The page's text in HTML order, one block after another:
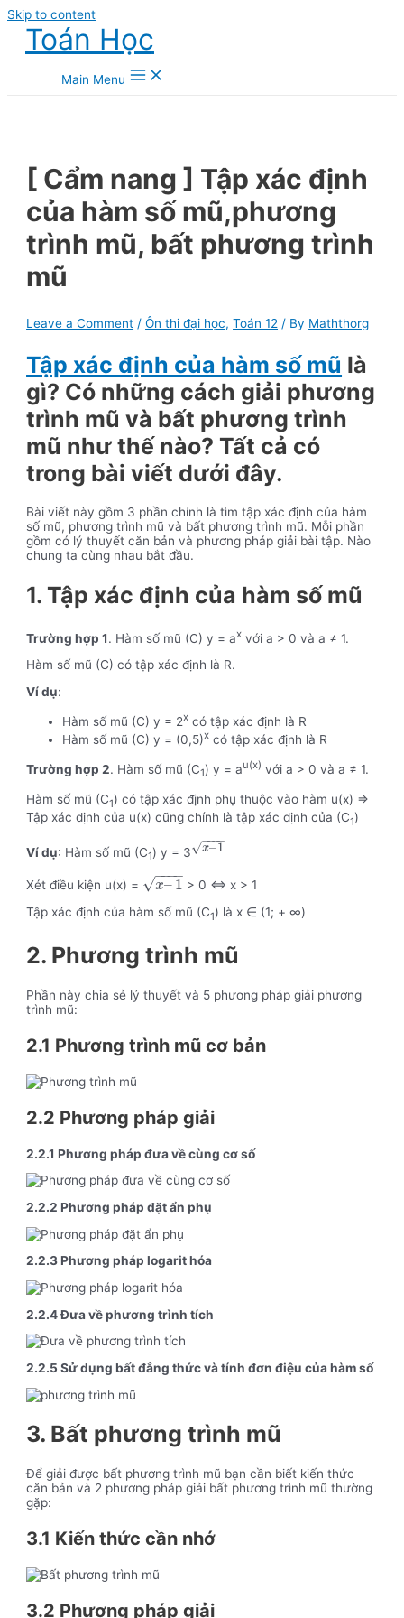
Skip to content
Toán Học
Main Menu
[ Cẩm nang ] Tập xác định
của hàm số mũ,phương
trình mũ, bất phương trình
mũ
Leave a Comment /Ôn thi đại học,Toán 12 / By Maththorg
Tập xác định của hàm số mũ là
gì? Có những cách giải phương
trình mũ và bất phương trình
mũ như thế nào? Tất cả có
trong bài viết dưới đây.
Bài viết này gồm 3 phần chính là tìm tập xác định của hàm
số mũ, phương trình mũ và bất phương trình mũ. Mỗi phần
gồm có lý thuyết căn bản và phương pháp giải bài tập. Nào
chung ta cùng nhau bắt đầu.
1. Tập xác định của hàm số mũ
Trường hợp 1. Hàm số mũ (C) y = ax với a > 0 và a ≠ 1.
Hàm số mũ (C) có tập xác định là R.
Ví dụ:
Hàm số mũ (C) y = 2x có tập xác định là R
Hàm số mũ (C) y = (0,5)x có tập xác định là R
Trường hợp 2. Hàm số mũ (C1) y = au(x) với a > 0 và a ≠ 1.
Hàm số mũ (C1) có tập xác định phụ thuộc vào hàm u(x) =>
Tập xác định của u(x) cũng chính là tập xác định của (C1)
Ví dụ: Hàm số mũ (C1) y = 3 x–1
− −
−−
√
Xét điều kiện u(x) = x–1
− −
−−
√
> 0 ⇔ x > 1
Tập xác định của hàm số mũ (C1) là x ∈ (1; + ∞)
2. Phương trình mũ
Phần này chia sẻ lý thuyết và 5 phương pháp giải phương
trình mũ:
2.1 Phương trình mũ cơ bản
2.2 Phương pháp giải
2.2.1 Phương pháp đưa về cùng cơ số
2.2.2 Phương pháp đặt ẩn phụ
2.2.3 Phương pháp logarit hóa
2.2.4 Đưa về phương trình tích
2.2.5 Sử dụng bất đẳng thức và tính đơn điệu của hàm số
3. Bất phương trình mũ
Để giải được bất phương trình mũ bạn cần biết kiến thức
căn bản và 2 phương pháp giải bất phương trình mũ thường
gặp:
3.1 Kiến thức cần nhớ
3.2 Phương pháp giải